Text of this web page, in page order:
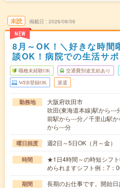
未読
NEW
掲載日 2026/08/06
8月～OK！＼好きな時間
談OK！病院での生活サポ
職種未経験OK 交通費別途支給あり
WEB登録OK 派遣
勤務地
大阪府吹田市
吹田(東海道本線)駅から---
前駅から---分／千里山駅
から---分
曜日頻度 週2日～5日OK（月～金
時間
★1日4時間～の時短シフ
められますシフト例：7
期間 長期のお仕事です。開始